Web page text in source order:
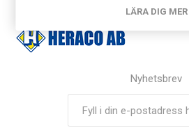
Nyhetsbrev
LÄRA DIG MER